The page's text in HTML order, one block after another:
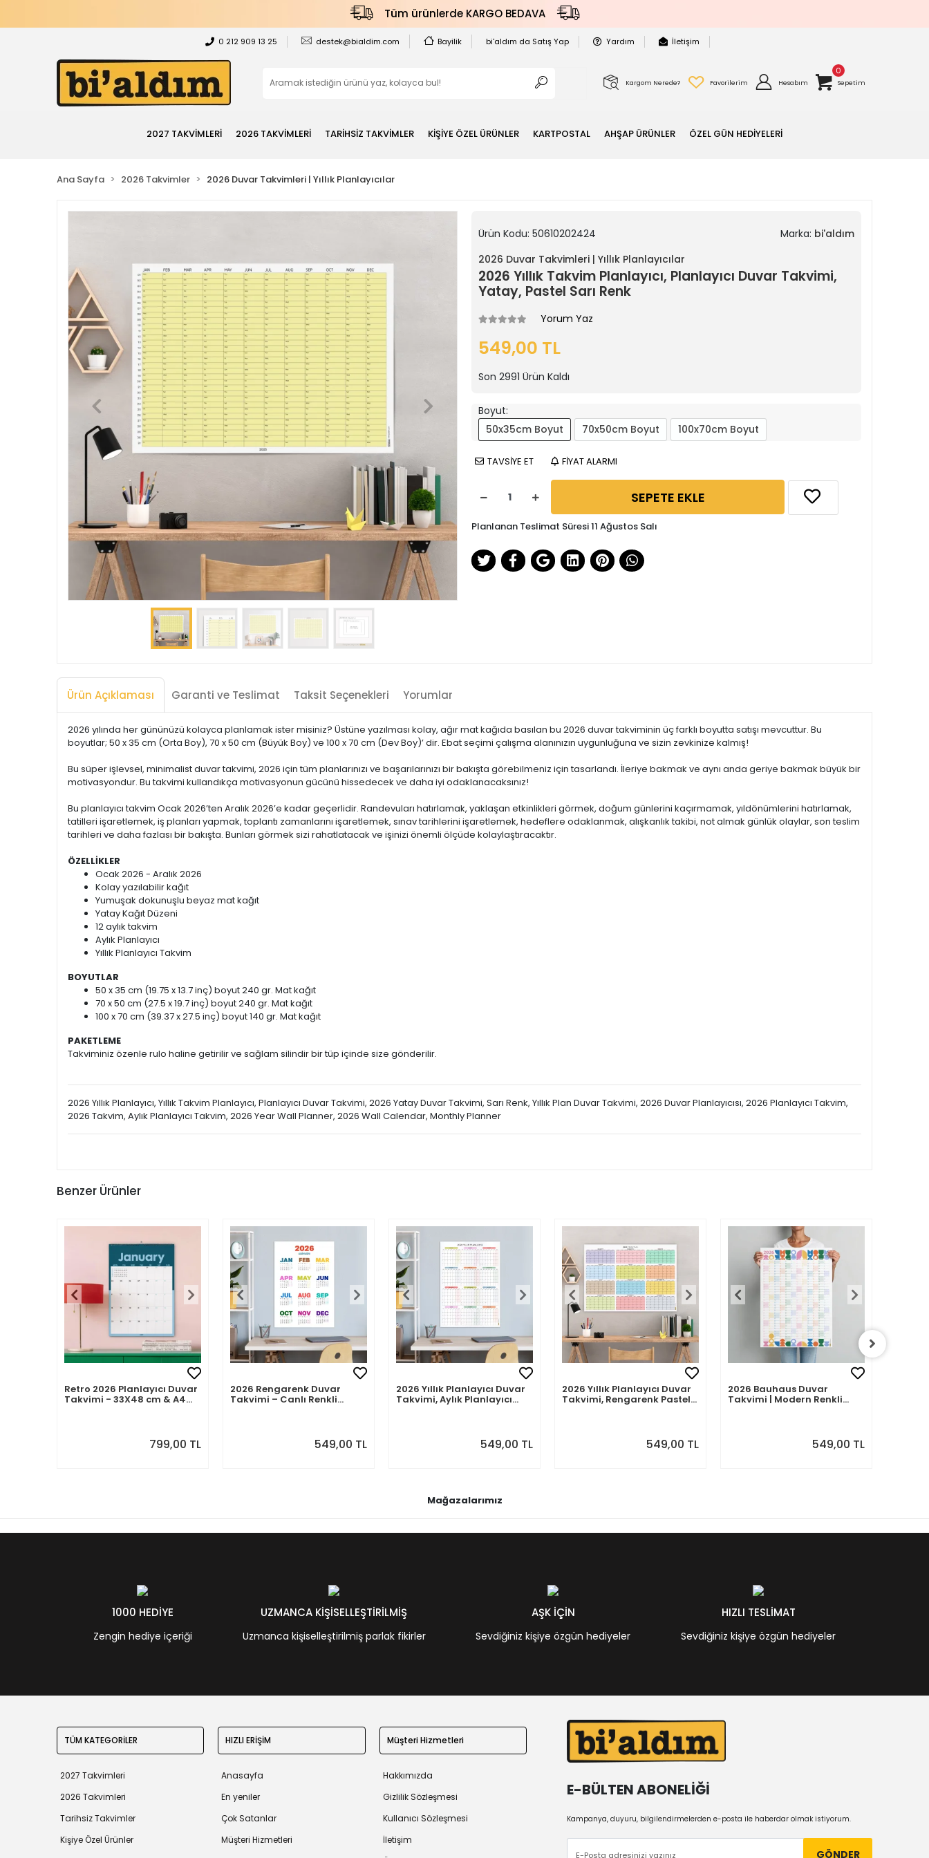
Tüm ürünlerde KARGO BEDAVA
0 212 909 13 25 destek@bialdim.com Bayilik bi'aldım da Satış Yap Yardım İletişim
Kargom Nerede? Favorilerim Hesabım
0
Sepetim
2027 TAKVİMLERİ 2026 TAKVİMLERİ TARİHSİZ TAKVİMLER KİŞİYE ÖZEL ÜRÜNLER KARTPOSTAL AHŞAP ÜRÜNLER ÖZEL GÜN HEDİYELERİ
Ana Sayfa 2026 Takvimler 2026 Duvar Takvimleri | Yıllık Planlayıcılar
Ürün Kodu: 50610202424 Marka: bi'aldım
2026 Duvar Takvimleri | Yıllık Planlayıcılar
2026 Yıllık Takvim Planlayıcı, Planlayıcı Duvar Takvimi,
Yatay, Pastel Sarı Renk
Yorum Yaz
549,00 TL
Son 2991 Ürün Kaldı
Boyut:
50x35cm Boyut
70x50cm Boyut 100x70cm Boyut
TAVSİYE ET FİYAT ALARMI
SEPETE EKLE
Planlanan Teslimat Süresi 11 Ağustos Salı
Ürün Açıklaması Garanti ve Teslimat Taksit Seçenekleri Yorumlar
2026 yılında her gününüzü kolayca planlamak ister misiniz? Üstüne yazılması kolay, ağır mat kağıda basılan bu 2026 duvar takviminin üç farklı boyutta satışı mevcuttur. Bu
boyutlar; 50 x 35 cm (Orta Boy), 70 x 50 cm (Büyük Boy) ve 100 x 70 cm (Dev Boy)’ dir. Ebat seçimi çalışma alanınızın uygunluğuna ve sizin zevkinize kalmış!
Bu süper işlevsel, minimalist duvar takvimi, 2026 için tüm planlarınızı ve başarılarınızı bir bakışta görebilmeniz için tasarlandı. İleriye bakmak ve aynı anda geriye bakmak büyük bir
motivasyondur. Bu takvimi kullandıkça motivasyonun gücünü hissedecek ve daha iyi odaklanacaksınız!
Bu planlayıcı takvim Ocak 2026’ten Aralık 2026’e kadar geçerlidir. Randevuları hatırlamak, yaklaşan etkinlikleri görmek, doğum günlerini kaçırmamak, yıldönümlerini hatırlamak,
tatilleri işaretlemek, iş planları yapmak, toplantı zamanlarını işaretlemek, sınav tarihlerini işaretlemek, hedeflere odaklanmak, alışkanlık takibi, not almak günlük olaylar, son teslim
tarihleri ve daha fazlası bir bakışta. Bunları görmek sizi rahatlatacak ve işinizi önemli ölçüde kolaylaştıracaktır.
ÖZELLİKLER
Ocak 2026 - Aralık 2026
Kolay yazılabilir kağıt
Yumuşak dokunuşlu beyaz mat kağıt
Yatay Kağıt Düzeni
12 aylık takvim
Aylık Planlayıcı
Yıllık Planlayıcı Takvim
BOYUTLAR
50 x 35 cm (19.75 x 13.7 inç) boyut 240 gr. Mat kağıt
70 x 50 cm (27.5 x 19.7 inç) boyut 240 gr. Mat kağıt
100 x 70 cm (39.37 x 27.5 inç) boyut 140 gr. Mat kağıt
PAKETLEME
Takviminiz özenle rulo haline getirilir ve sağlam silindir bir tüp içinde size gönderilir.
2026 Yıllık Planlayıcı, Yıllık Takvim Planlayıcı, Planlayıcı Duvar Takvimi, 2026 Yatay Duvar Takvimi, Sarı Renk, Yıllık Plan Duvar Takvimi, 2026 Duvar Planlayıcısı, 2026 Planlayıcı Takvim,
2026 Takvim, Aylık Planlayıcı Takvim, 2026 Year Wall Planner, 2026 Wall Calendar, Monthly Planner
Benzer Ürünler
Retro 2026 Planlayıcı Duvar
Takvimi - 33X48 cm & A4
799,00 TL
2026 Rengarenk Duvar
Takvimi – Canlı Renkli
549,00 TL
2026 Yıllık Planlayıcı Duvar
Takvimi, Aylık Planlayıcı
549,00 TL
2026 Yıllık Planlayıcı Duvar
Takvimi, Rengarenk Pastel
549,00 TL
2026 Bauhaus Duvar
Takvimi | Modern Renkli
549,00 TL
Mağazalarımız
1000 HEDİYE
Zengin hediye içeriği
UZMANCA KİŞİSELLEŞTİRİLMİŞ
Uzmanca kişiselleştirilmiş parlak fikirler
AŞK İÇİN
Sevdiğiniz kişiye özgün hediyeler
HIZLI TESLİMAT
Sevdiğiniz kişiye özgün hediyeler
TÜM KATEGORİLER
2027 Takvimleri
2026 Takvimleri
Tarihsiz Takvimler
Kişiye Özel Ürünler
HIZLI ERİŞİM
Anasayfa
En yeniler
Çok Satanlar
Müşteri Hizmetleri
Müşteri Hizmetleri
Hakkımızda
Gizlilik Sözleşmesi
Kullanıcı Sözleşmesi
İletişim
E-BÜLTEN ABONELİĞİ
Kampanya, duyuru, bilgilendirmelerden e-posta ile haberdar olmak istiyorum.
GÖNDER